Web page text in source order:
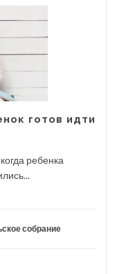
готов идти
ребенка
собрание